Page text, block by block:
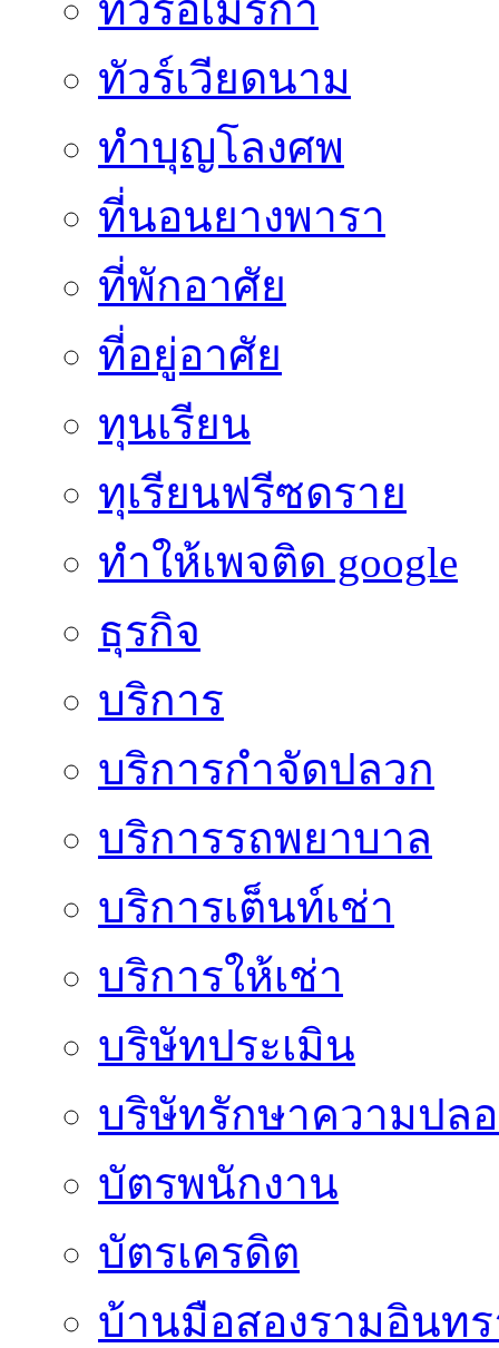
ทัวร์อเมริกา
ทัวร์เวียดนาม
ทำบุญโลงศพ
ที่นอนยางพารา
ที่พักอาศัย
ที่อยู่อาศัย
ทุนเรียน
ทุเรียนฟรีซดราย
ทําให้เพจติด google
ธุรกิจ
บริการ
บริการกำจัดปลวก
บริการรถพยาบาล
บริการเต็นท์เช่า
บริการให้เช่า
บริษัทประเมิน
บริษัทรักษาความปล
บัตรพนักงาน
บัตรเครดิต
บ้านมือสองรามอินท